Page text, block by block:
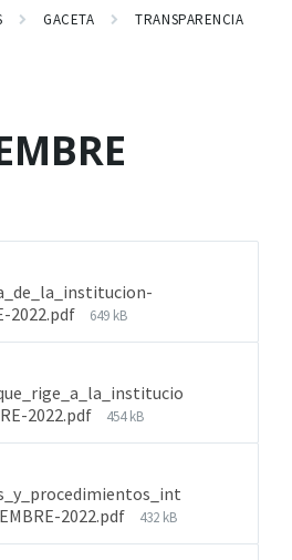
GACETA
TRANSPARENCIA
2022.pdf
649 kB
2022.pdf
454 kB
2022.pdf
432 kB